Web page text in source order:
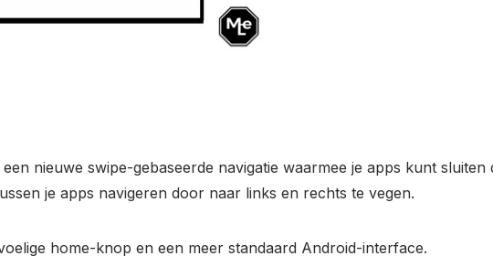
nieuwe swipe-gebaseerde navigatie waarmee je apps kunt sluiten
je apps navigeren door naar links en rechts te vegen.
home-knop en een meer standaard Android-interface.